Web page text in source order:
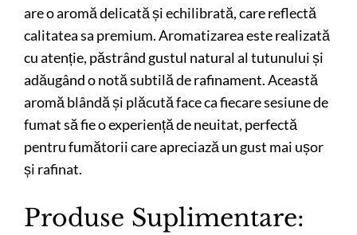
are o aromă delicată și echilibrată, care reflectă
calitatea sa premium. Aromatizarea este realizată
cu atenție, păstrând gustul natural al tutunului și
adăugând o notă subtilă de rafinament. Această
aromă blândă și plăcută face ca fiecare sesiune de
fumat să fie o experiență de neuitat, perfectă
pentru fumătorii care apreciază un gust mai ușor
și rafinat.
Produse Suplimentare: